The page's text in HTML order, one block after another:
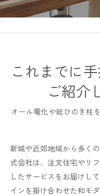
これまでに
ご紹介
オール電化や総ひのき柱
新城や近郊地域から多く
式会社は、注文住宅やリ
したサービスをお届けし
インを掛け合わせた和モ